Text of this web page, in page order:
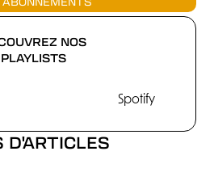
NOS
PLAYLISTS
Spotify
D'ARTICLES